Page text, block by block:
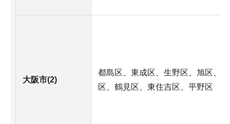
大阪市(2)
都島区、東成区、生野区、旭区、
区、鶴見区、東住吉区、平野区